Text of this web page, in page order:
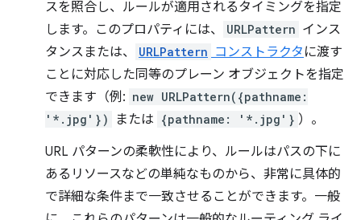
スを照合し、ルールが適用されるタイミングを指定
します。このプロパティには、
URLPattern インス
タンスまたは、
URLPattern コンストラクタ に渡す
ことに対応した同等のプレーン オブジェクトを指定
できます（例: new URLPattern({pathname:
'*.jpg'})
または {pathname: '*.jpg'} ）。
URL パターンの柔軟性により、ルールはパスの下に
あるリソースなどの単純なものから、非常に具体的
で詳細な条件まで一致させることができます。一般